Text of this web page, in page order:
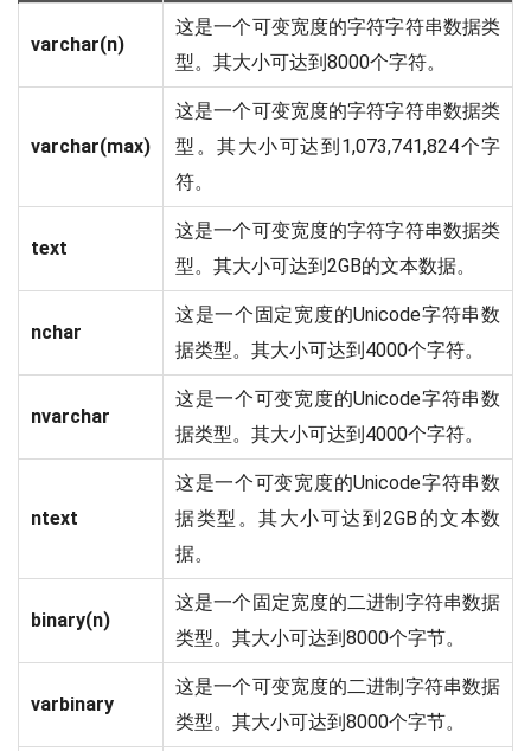
varchar(n)
这是一个可变宽度的字符字符串数据类
型。其大小可达到8000个字符。
varchar(max)
这是一个可变宽度的字符字符串数据类
型。其大小可达到1,073,741,824个字
符。
text
这是一个可变宽度的字符字符串数据类
型。其大小可达到2GB的文本数据。
nchar
这是一个固定宽度的Unicode字符串数
据类型。其大小可达到4000个字符。
nvarchar
这是一个可变宽度的Unicode字符串数
据类型。其大小可达到4000个字符。
ntext
这是一个可变宽度的Unicode字符串数
据类型。其大小可达到2GB的文本数
据。
binary(n)
这是一个固定宽度的二进制字符串数据
类型。其大小可达到8000个字节。
varbinary
这是一个可变宽度的二进制字符串数据
类型。其大小可达到8000个字节。